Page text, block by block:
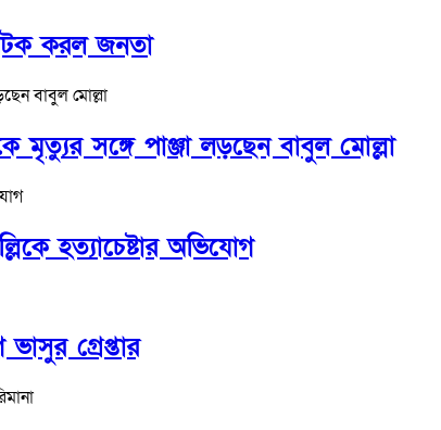
করল জনতা
মৃত্যুর সঙ্গে পাঞ্জা লড়ছেন বাবুল মোল্লা
হত্যাচেষ্টার অভিযোগ
গ্রেপ্তার